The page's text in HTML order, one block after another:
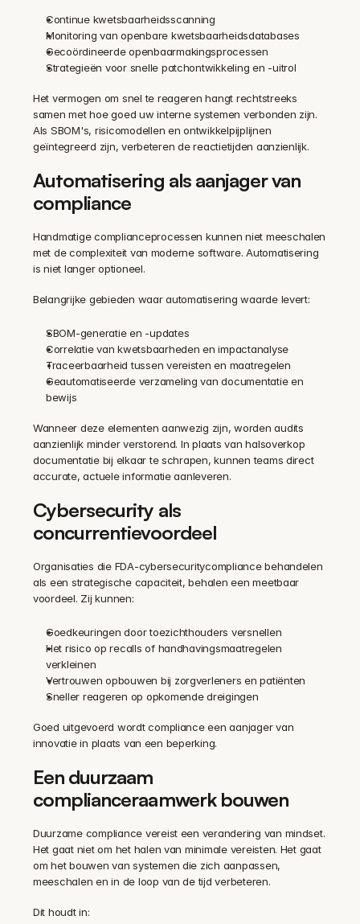
Continue kwetsbaarheidsscanning
Monitoring van openbare kwetsbaarheidsdatabases
Gecoördineerde openbaarmakingsprocessen
Strategieën voor snelle patchontwikkeling en -uitrol
Het vermogen om snel te reageren hangt rechtstreeks
samen met hoe goed uw interne systemen verbonden zijn.
Als SBOM's, risicomodellen en ontwikkelpijplijnen
geïntegreerd zijn, verbeteren de reactietijden aanzienlijk.
Automatisering als aanjager van
compliance
Handmatige complianceprocessen kunnen niet meeschalen
met de complexiteit van moderne software. Automatisering
is niet langer optioneel.
Belangrijke gebieden waar automatisering waarde levert:
SBOM-generatie en -updates
Correlatie van kwetsbaarheden en impactanalyse
Traceerbaarheid tussen vereisten en maatregelen
Geautomatiseerde verzameling van documentatie en
bewijs
Wanneer deze elementen aanwezig zijn, worden audits
aanzienlijk minder verstorend. In plaats van halsoverkop
documentatie bij elkaar te schrapen, kunnen teams direct
accurate, actuele informatie aanleveren.
Cybersecurity als
concurrentievoordeel
Organisaties die FDA-cybersecuritycompliance behandelen
als een strategische capaciteit, behalen een meetbaar
voordeel. Zij kunnen:
Goedkeuringen door toezichthouders versnellen
Het risico op recalls of handhavingsmaatregelen
verkleinen
Vertrouwen opbouwen bij zorgverleners en patiënten
Sneller reageren op opkomende dreigingen
Goed uitgevoerd wordt compliance een aanjager van
innovatie in plaats van een beperking.
Een duurzaam
complianceraamwerk bouwen
Duurzame compliance vereist een verandering van mindset.
Het gaat niet om het halen van minimale vereisten. Het gaat
om het bouwen van systemen die zich aanpassen,
meeschalen en in de loop van de tijd verbeteren.
Dit houdt in: